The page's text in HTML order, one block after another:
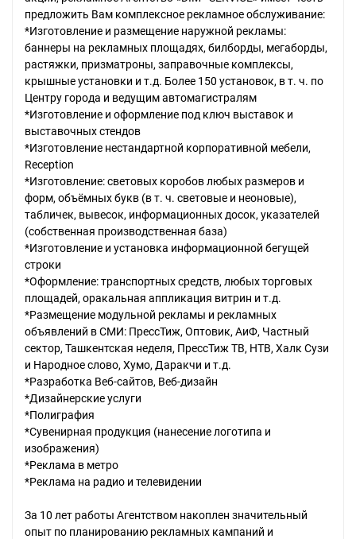
предложить Вам комплексное рекламное обслуживание:
*Изготовление и размещение наружной рекламы:
баннеры на рекламных площадях, билборды, мегаборды,
растяжки, призматроны, заправочные комплексы,
крышные установки и т.д. Более 150 установок, в т. ч. по
Центру города и ведущим автомагистралям
*Изготовление и оформление под ключ выставок и
выставочных стендов
*Изготовление нестандартной корпоративной мебели,
Reception
*Изготовление: световых коробов любых размеров и
форм, объёмных букв (в т. ч. световые и неоновые),
табличек, вывесок, информационных досок, указателей
(собственная производственная база)
*Изготовление и установка информационной бегущей
строки
*Оформление: транспортных средств, любых торговых
площадей, оракальная аппликация витрин и т.д.
*Размещение модульной рекламы и рекламных
объявлений в СМИ: ПрессТиж, Оптовик, АиФ, Частный
сектор, Ташкентская неделя, ПрессТиж ТВ, НТВ, Халк Сузи
и Народное слово, Хумо, Даракчи и т.д.
*Разработка Веб-сайтов, Веб-дизайн
*Дизайнерские услуги
*Полиграфия
*Сувенирная продукция (нанесение логотипа и
изображения)
*Реклама в метро
*Реклама на радио и телевидении
За 10 лет работы Агентством накоплен значительный
опыт по планированию рекламных кампаний и